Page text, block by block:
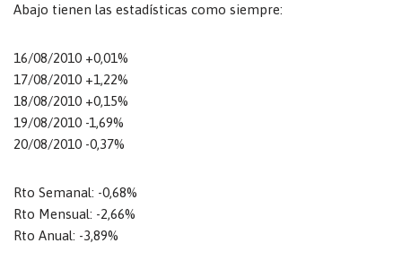
Abajo tienen las estadísticas como siempre:
16/08/2010 +0,01%
17/08/2010 +1,22%
18/08/2010 +0,15%
19/08/2010 -1,69%
20/08/2010 -0,37%
Rto Semanal: -0,68%
Rto Mensual: -2,66%
Rto Anual: -3,89%